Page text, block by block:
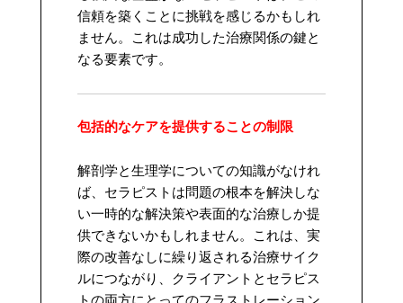
信頼を築くことに挑戦を感じるかもしれ
ません。これは成功した治療関係の鍵と
なる要素です。
包括的なケアを提供することの制限
解剖学と生理学についての知識がなけれ
ば、セラピストは問題の根本を解決しな
い一時的な解決策や表面的な治療しか提
供できないかもしれません。これは、実
際の改善なしに繰り返される治療サイク
ルにつながり、クライアントとセラピス